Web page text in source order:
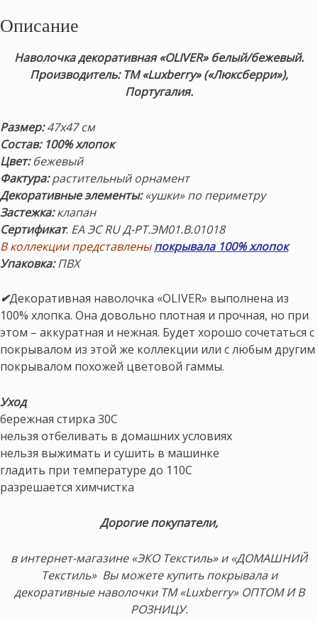
Описание
Наволочка декоративная «OLIVER» белый/бежевый.
Производитель: ТМ «Luxberry» («Люксберри»),
Португалия.
Размер:47х47 см
Состав: 100% хлопок
Цвет:бежевый
Фактура:растительный орнамент
Декоративные элементы:«ушки» по периметру
Застежка:клапан
Сертификат: ЕА ЭС RU Д-РТ.ЭМ01.В.01018
В коллекции представлены покрывала 100% хлопок
Упаковка:ПВХ
✔Декоративная наволочка «OLIVER» выполнена из
100% хлопка. Она довольно плотная и прочная, но при
этом – аккуратная и нежная. Будет хорошо сочетаться с
покрывалом из этой же коллекции или с любым другим
покрывалом похожей цветовой гаммы.
Уход
бережная стирка 30С
нельзя отбеливать в домашних условиях
нельзя выжимать и сушить в машинке
гладить при температуре до 110С
разрешается химчистка
Дорогие покупатели,
в интернет-магазине «ЭКО Текстиль» и «ДОМАШНИЙ
Текстиль» Вы можете купить покрывала и
декоративные наволочки ТМ «Luxberry» ОПТОМ И В
РОЗНИЦУ.